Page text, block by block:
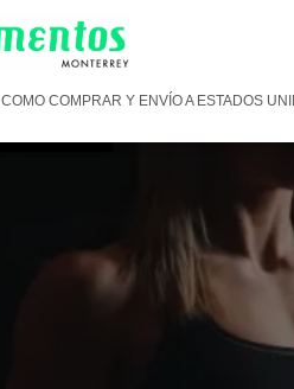
COMO COMPRAR Y ENVÍO A ESTADOS